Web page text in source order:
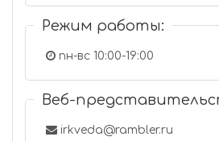
Режим работы:
пн-вс 10:00-19:00
Веб-
irkveda@rambler.ru